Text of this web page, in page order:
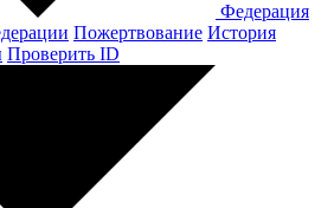
Федерация
Пожертвование История
Проверить ID